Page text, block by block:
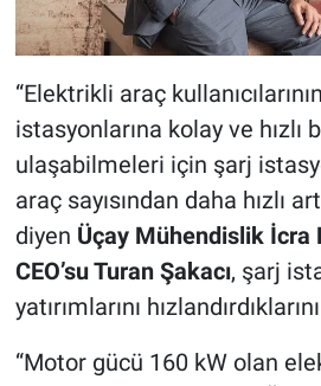
“Elektrikli araç
istasyonlarına kolay ve hızlı
ulaşabilmeleri için şarj
araç sayısından daha hızlı
diyen Üçay Mühendislik İcra
CEO’su Turan Şakacı, şarj
yatırımlarını
“Motor gücü 160 kW olan